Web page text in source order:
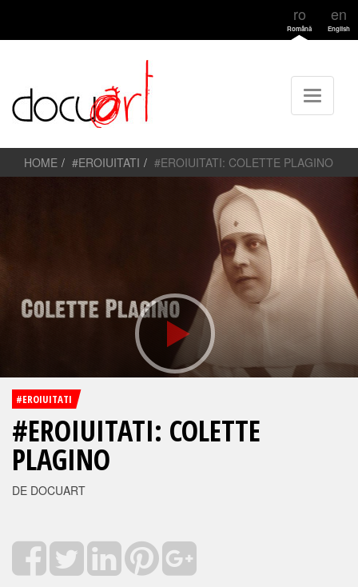
ro
Română
en
English
HOME #EROIUITATI #EROIUITATI: COLETTE PLAGINO
#EROIUITATI
#EROIUITATI: COLETTE
PLAGINO
DE DOCUART